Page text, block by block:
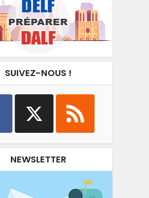
SUIVEZ-NOUS !
NEWSLETTER